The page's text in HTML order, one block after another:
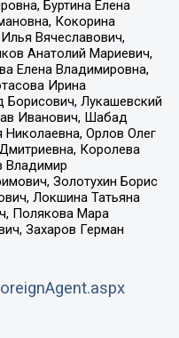
Буртина Елена
Кокорина
Вячеславович,
Анатолий Мариевич,
Елена Владимировна,
Ирина
Борисович, Лукашевский
Иванович, Шабад
Орлов Олег
Королева
Владимир
Золотухин Борис
Локшина Татьяна
Полякова Мара
Захаров Герман